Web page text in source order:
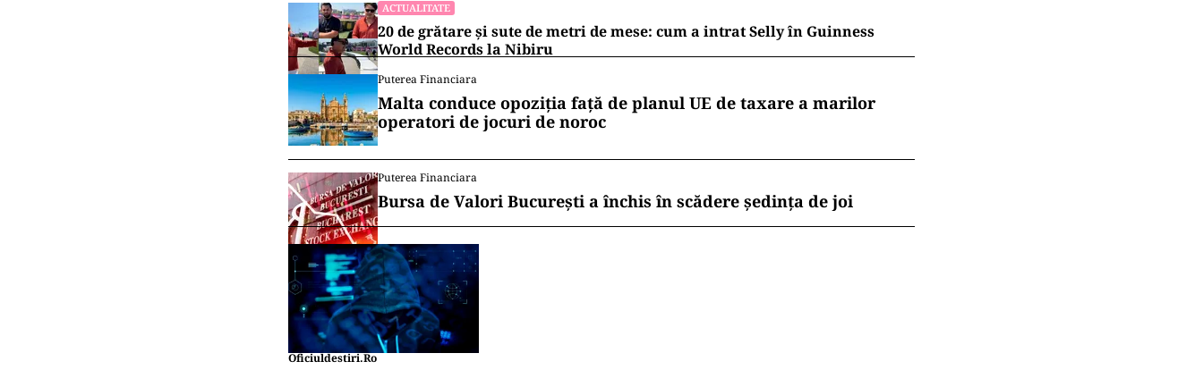
ACTUALITATE
20 de grătare și sute de metri de mese: cum a intrat Selly în Guinness
World Records la Nibiru
Puterea Financiara
Malta conduce opoziția față de planul UE de taxare a marilor
operatori de jocuri de noroc
Puterea Financiara
Bursa de Valori București a închis în scădere ședința de joi
Oficiuldestiri.ro